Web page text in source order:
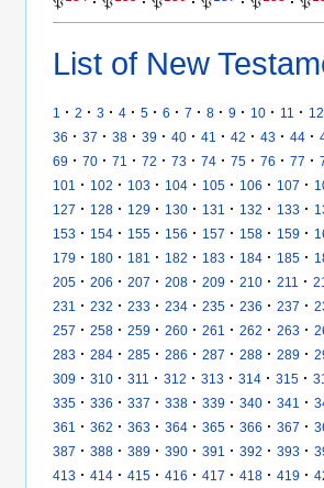
List of New
1 · 2 · 3 · 4 · 5 · 6 · 7 · 8 · 9 · 10 · 11 · 12
36 · 37 · 38 · 39 · 40 · 41 · 42 · 43 · 44 ·
69 · 70 · 71 · 72 · 73 · 74 · 75 · 76 · 77 ·
101
· 102 · 103 · 104 · 105 · 106 · 107 ·
127 · 128 · 129 · 130 · 131 · 132 · 133 ·
153 · 154 · 155 · 156 · 157 · 158 · 159 ·
179 · 180 · 181 · 182 · 183 · 184 · 185 ·
205 · 206 · 207 · 208 · 209 · 210 · 211 ·
231
· 232 · 233 · 234 · 235 · 236 · 237 ·
257 · 258 · 259 · 260 · 261 · 262 · 263 ·
283 · 284 · 285 · 286 · 287 · 288 · 289 ·
309 · 310 · 311 · 312 · 313 · 314 · 315 ·
335 · 336 · 337 · 338 · 339 · 340 · 341 ·
361
· 362 · 363 · 364 · 365 · 366 · 367 ·
387 · 388 · 389 · 390 · 391 · 392 · 393 ·
413 · 414 · 415 · 416 · 417 · 418 · 419 ·